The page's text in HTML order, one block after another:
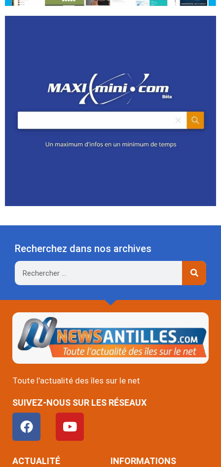
Recherchez dans nos archives
Rechercher
Toute l’actualité des îles sur le net
SUIVEZ-NOUS SUR LES RÉSEAUX
F
a
c
e
Y
o
u
ACTUALITÉ INFORMATIONS